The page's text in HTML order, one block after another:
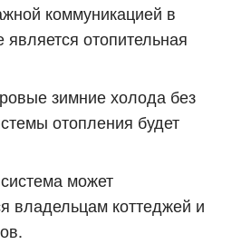
коммуникацией в
отопительная
зимние холода без
отопления будет
может
владельцам коттеджей и